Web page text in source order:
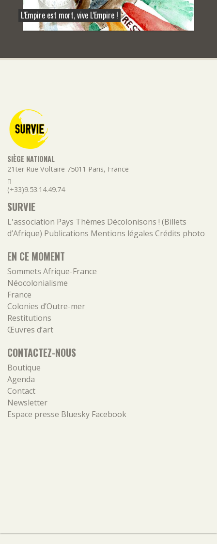
L’Empire est mort, vive L’Empire !
SIÈGE NATIONAL
21ter Rue Voltaire 75011 Paris, France
(+33)9.53.14.49.74
SURVIE
L'association Pays Thèmes Décolonisons ! (Billets
d’Afrique) Publications Mentions légales Crédits photo
EN CE MOMENT
Sommets Afrique-France
Néocolonialisme
France
Colonies d’Outre-mer
Restitutions
Œuvres d’art
CONTACTEZ-NOUS
Boutique
Agenda
Contact
Newsletter
Espace presse Bluesky Facebook